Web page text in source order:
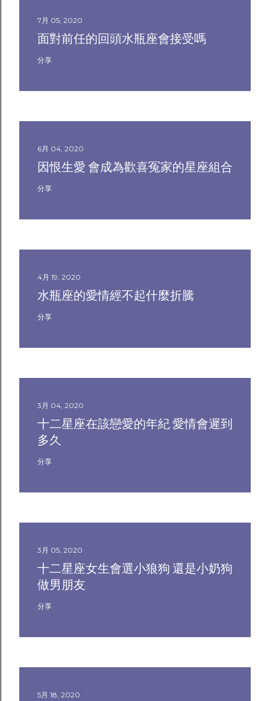
7月 05, 2020
面對前任的回頭水瓶座會接受嗎
分享
6月 04, 2020
因恨生愛 會成為歡喜冤家的星座組合
分享
4月 19, 2020
水瓶座的愛情經不起什麼折騰
分享
3月 04, 2020
十二星座在該戀愛的年紀 愛情會遲到
多久
分享
3月 05, 2020
十二星座女生會選小狼狗 還是小奶狗
做男朋友
分享
5月 18, 2020